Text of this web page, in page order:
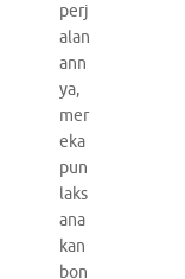
perj
alan
ann
ya,
mer
eka
pun
laks
ana
kan
bon